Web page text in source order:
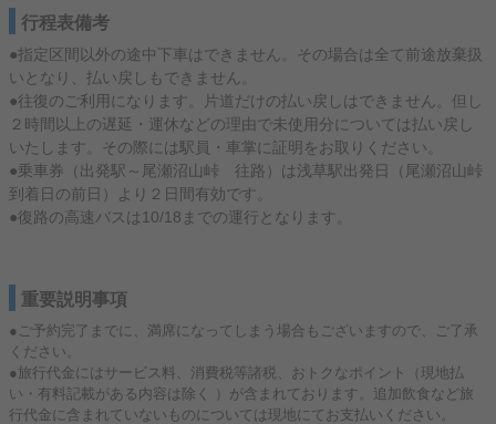
行程表備考
●指定区間以外の途中下車はできません。その場合は全て前途放棄扱
いとなり、払い戻しもできません。
●往復のご利用になります。片道だけの払い戻しはできません。但し
２時間以上の遅延・運休などの理由で未使用分については払い戻し
いたします。その際には駅員・車掌に証明をお取りください。
●乗車券（出発駅～尾瀬沼山峠 往路）は浅草駅出発日（尾瀬沼山峠
到着日の前日）より２日間有効です。
●復路の高速バスは10/18までの運行となります。
重要説明事項
●ご予約完了までに、満席になってしまう場合もございますので、ご了承
ください。
●旅行代金にはサービス料、消費税等諸税、おトクなポイント（現地払
い・有料記載がある内容は除く ）が含まれております。追加飲食など旅
行代金に含まれていないものについては現地にてお支払いください。